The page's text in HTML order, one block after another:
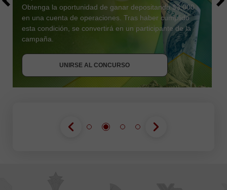
Obtenga la oportunidad de ganar depositando $3,000
en una cuenta de operaciones. Tras haber cumplido
esta condición, se convertirá en un participante de la
campaña.
UNIRSE AL CONCURSO
OBTENER BONO